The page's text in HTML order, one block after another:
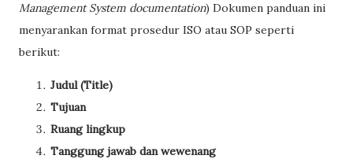
Management System documentation) Dokumen panduan ini
menyarankan format prosedur ISO atau SOP seperti
berikut:
Judul (Title)
Tujuan
Ruang lingkup
Tanggung jawab dan wewenang